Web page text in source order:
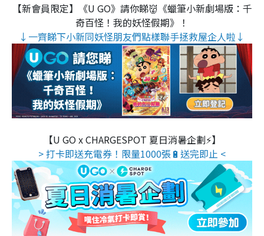
【新會員限定】《U GO》請你睇👹《蠟筆小新劇場版：千
奇百怪！我的妖怪假期》！
↓一齊睇下小新同妖怪朋友們點樣聯手拯救屋企人啦↓
【U GO x CHARGESPOT 夏日消暑企劃⚡】
> 打卡即送充電券！限量1000張🔋送完即止 <